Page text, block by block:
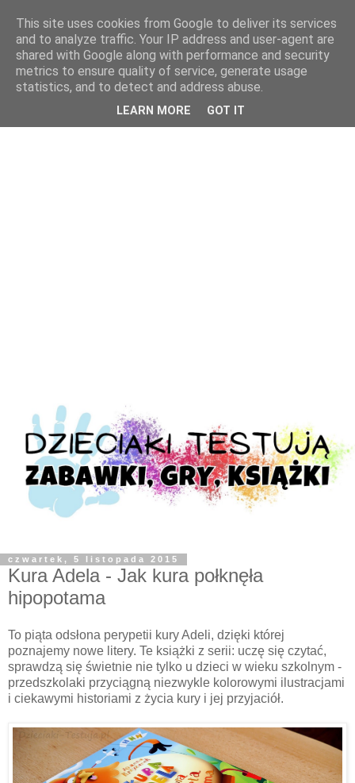
czwartek, 5 listopada 2015
Kura Adela - Jak kura połknęła
hipopotama
To piąta odsłona perypetii kury Adeli, dzięki której
poznajemy nowe litery. Te książki z serii: uczę się czytać,
sprawdzą się świetnie nie tylko u dzieci w wieku szkolnym -
przedszkolaki przyciągną niezwykle kolorowymi ilustracjami
i ciekawymi historiami z życia kury i jej przyjaciół.
This site uses cookies from Google to deliver its services
and to analyze traffic. Your IP address and user-agent are
shared with Google along with performance and security
metrics to ensure quality of service, generate usage
statistics, and to detect and address abuse.
LEARN MORE GOT IT